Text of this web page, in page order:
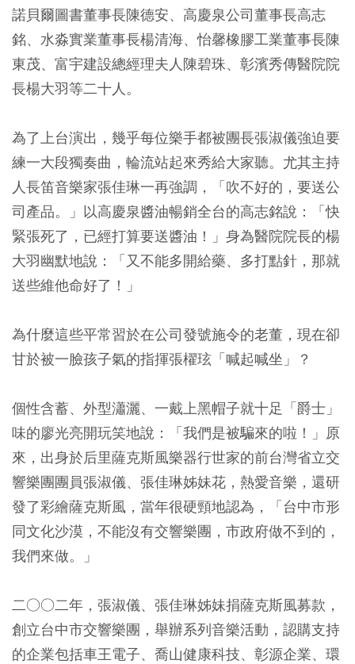
諾貝爾圖書董事長陳德安、高慶泉公司董事長高志
銘、水淼實業董事長楊清海、怡馨橡膠工業董事長陳
東茂、富宇建設總經理夫人陳碧珠、彰濱秀傳醫院院
長楊大羽等二十人。
為了上台演出，幾乎每位樂手都被團長張淑儀強迫要
練一大段獨奏曲，輪流站起來秀給大家聽。尤其主持
人長笛音樂家張佳琳一再強調，「吹不好的，要送公
司產品。」以高慶泉醬油暢銷全台的高志銘說：「快
緊張死了，已經打算要送醬油！」身為醫院院長的楊
大羽幽默地說：「又不能多開給藥、多打點針，那就
送些維他命好了！」
為什麼這些平常習於在公司發號施令的老董，現在卻
甘於被一臉孩子氣的指揮張櫂玹「喊起喊坐」？
個性含蓄、外型瀟灑、一戴上黑帽子就十足「爵士」
味的廖光亮開玩笑地說：「我們是被騙來的啦！」原
來，出身於后里薩克斯風樂器行世家的前台灣省立交
響樂團團員張淑儀、張佳琳姊妹花，熱愛音樂，還研
發了彩繪薩克斯風，當年很硬頸地認為，「台中市形
同文化沙漠，不能沒有交響樂團，市政府做不到的，
我們來做。」
二○○二年，張淑儀、張佳琳姊妹捐薩克斯風募款，
創立台中市交響樂團，舉辦系列音樂活動，認購支持
的企業包括車王電子、喬山健康科技、彰源企業、環